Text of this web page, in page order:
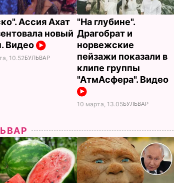
Ассия Ахат
новый
Видео
10.52БУЛЬВАР
"На глубине".
Драгобрат и
норвежские
пейзажи показали в
клипе группы
"АтмАсфера". Видео
10 марта, 13.05БУЛЬВАР